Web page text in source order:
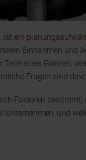
ist ein
Einnahmen und
Teile eines Ganzen,
Fragen sind
Faktoren
Unternehmen, und